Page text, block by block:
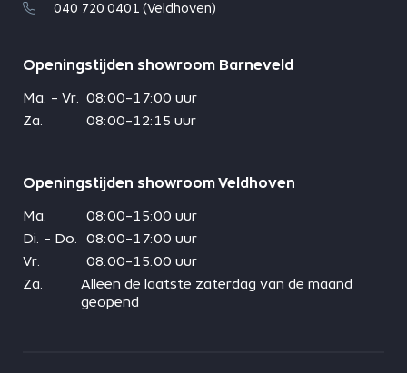
040 720 0401 (Veldhoven)
Openingstijden showroom Barneveld
Ma. - Vr. 08:00-17:00 uur
Za.
08:00-12:15 uur
Openingstijden showroom Veldhoven
Ma.
08:00-15:00 uur
Di. - Do.
08:00-17:00 uur
Vr.
08:00-15:00 uur
Za.
Alleen de laatste zaterdag van de maand
geopend